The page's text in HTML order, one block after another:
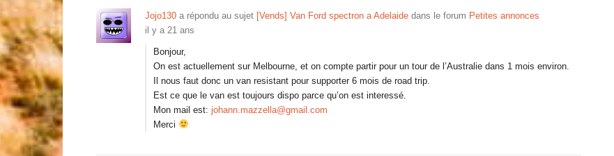
Jojo130 a répondu au sujet [Vends] Van Ford spectron a Adelaide dans le forum Petites annonces
il y a 21 ans
Bonjour,
On est actuellement sur Melbourne, et on compte partir pour un tour de l’Australie dans 1 mois environ.
Il nous faut donc un van resistant pour supporter 6 mois de road trip.
Est ce que le van est toujours dispo parce qu’on est interessé.
Mon mail est: johann.mazzella@gmail.com
Merci